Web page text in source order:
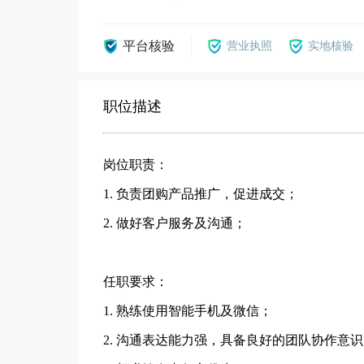
平台核验 营业执照 实地核验
职位描述
岗位职责：
1. 负责团购产品推广，促进成交；
2. 做好客户服务及沟通；
任职要求：
1. 熟练使用智能手机及微信；
2. 沟通表达能力强，具备良好的团队协作意